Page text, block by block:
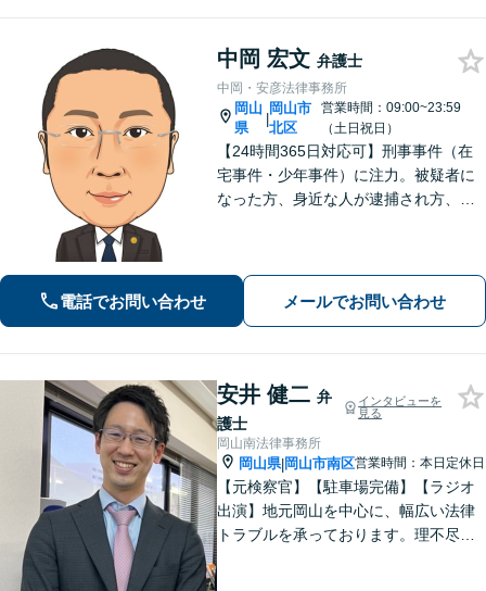
中岡 宏文 弁護士
中岡・安彦法律事務所
岡山
県
|
岡山市
北区
営業時間：09:00~23:59
（土日祝日）
【24時間365日対応可】刑事事件（在
宅事件・少年事件）に注力。被疑者に
なった方、身近な人が逮捕され方、す
電話でお問い合わせ メールでお問い合わせ
安井 健二 弁
護士
インタビューを
見る
岡山南法律事務所
岡山県|岡山市南区営業時間：本日定休日
【元検察官】【駐車場完備】【ラジオ
出演】地元岡山を中心に、幅広い法律
トラブルを承っております。理不尽な